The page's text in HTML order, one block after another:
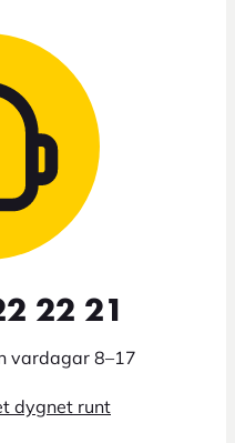
22 21
vardagar 8–17
dygnet runt